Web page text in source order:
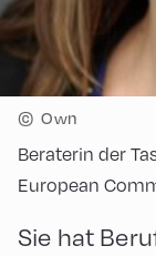
© Own
Beraterin der
European
Sie hat